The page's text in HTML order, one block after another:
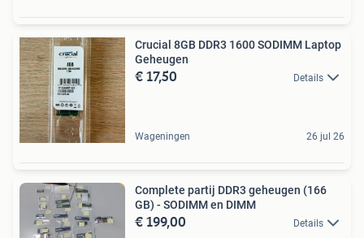
Crucial 8GB DDR3 1600 SODIMM Laptop
Geheugen
€ 17,50 Details
Wageningen 26 jul 26
Complete partij DDR3 geheugen (166
GB) - SODIMM en DIMM
€ 199,00 Details